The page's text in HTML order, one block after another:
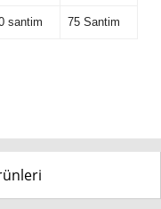
santim 75 Santim